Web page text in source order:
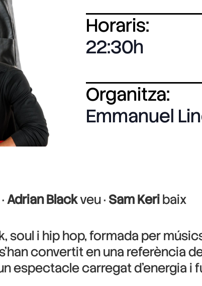
Horaris:
22:30
Organitza:
Emmanuel
Adrian Blackveu · Sam Keribaix
soul i hip hop, formada per
convertit en una referència
espectacle carregat d’energia